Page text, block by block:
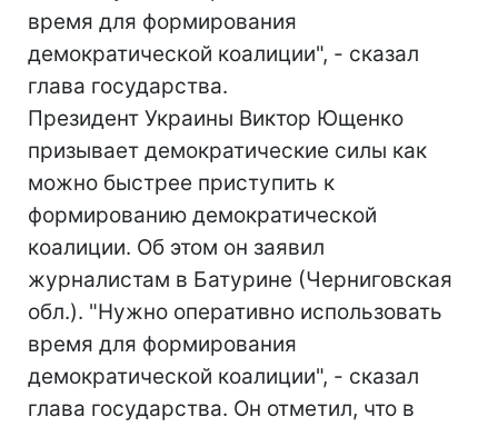
время для формирования
демократической коалиции", - сказал
глава государства.
Президент Украины Виктор Ющенко
призывает демократические силы как
можно быстрее приступить к
формированию демократической
коалиции. Об этом он заявил
журналистам в Батурине (Черниговская
обл.). "Нужно оперативно использовать
время для формирования
демократической коалиции", - сказал
глава государства. Он отметил, что в